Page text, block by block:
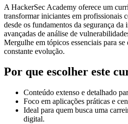
A HackerSec Academy oferece um
transformar iniciantes em profissionais
desde os fundamentos da segurança da
avançadas de análise de
Mergulhe em tópicos essenciais para se
constante evolução.
Por que escolher este
Conteúdo extenso e detalhado
Foco em aplicações práticas e
Ideal para quem busca uma
digital.